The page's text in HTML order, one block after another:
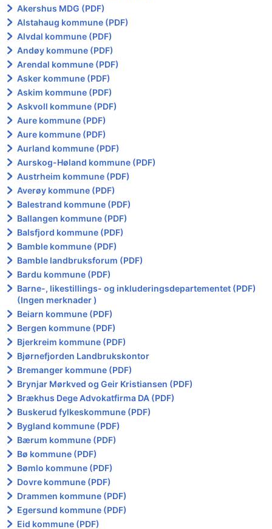
Akershus MDG (PDF)
Alstahaug kommune (PDF)
Alvdal kommune (PDF)
Andøy kommune (PDF)
Arendal kommune (PDF)
Asker kommune (PDF)
Askim kommune (PDF)
Askvoll kommune (PDF)
Aure kommune (PDF)
Aure kommune (PDF)
Aurland kommune (PDF)
Aurskog-Høland kommune (PDF)
Austrheim kommune (PDF)
Averøy kommune (PDF)
Balestrand kommune (PDF)
Ballangen kommune (PDF)
Balsfjord kommune (PDF)
Bamble kommune (PDF)
Bamble landbruksforum (PDF)
Bardu kommune (PDF)
Barne-, likestillings- og inkluderingsdepartementet (PDF)
(Ingen merknader )
Beiarn kommune (PDF)
Bergen kommune (PDF)
Bjerkreim kommune (PDF)
Bjørnefjorden Landbrukskontor
Bremanger kommune (PDF)
Brynjar Mørkved og Geir Kristiansen (PDF)
Brækhus Dege Advokatfirma DA (PDF)
Buskerud fylkeskommune (PDF)
Bygland kommune (PDF)
Bærum kommune (PDF)
Bø kommune (PDF)
Bømlo kommune (PDF)
Dovre kommune (PDF)
Drammen kommune (PDF)
Egersund kommune (PDF)
Eid kommune (PDF)